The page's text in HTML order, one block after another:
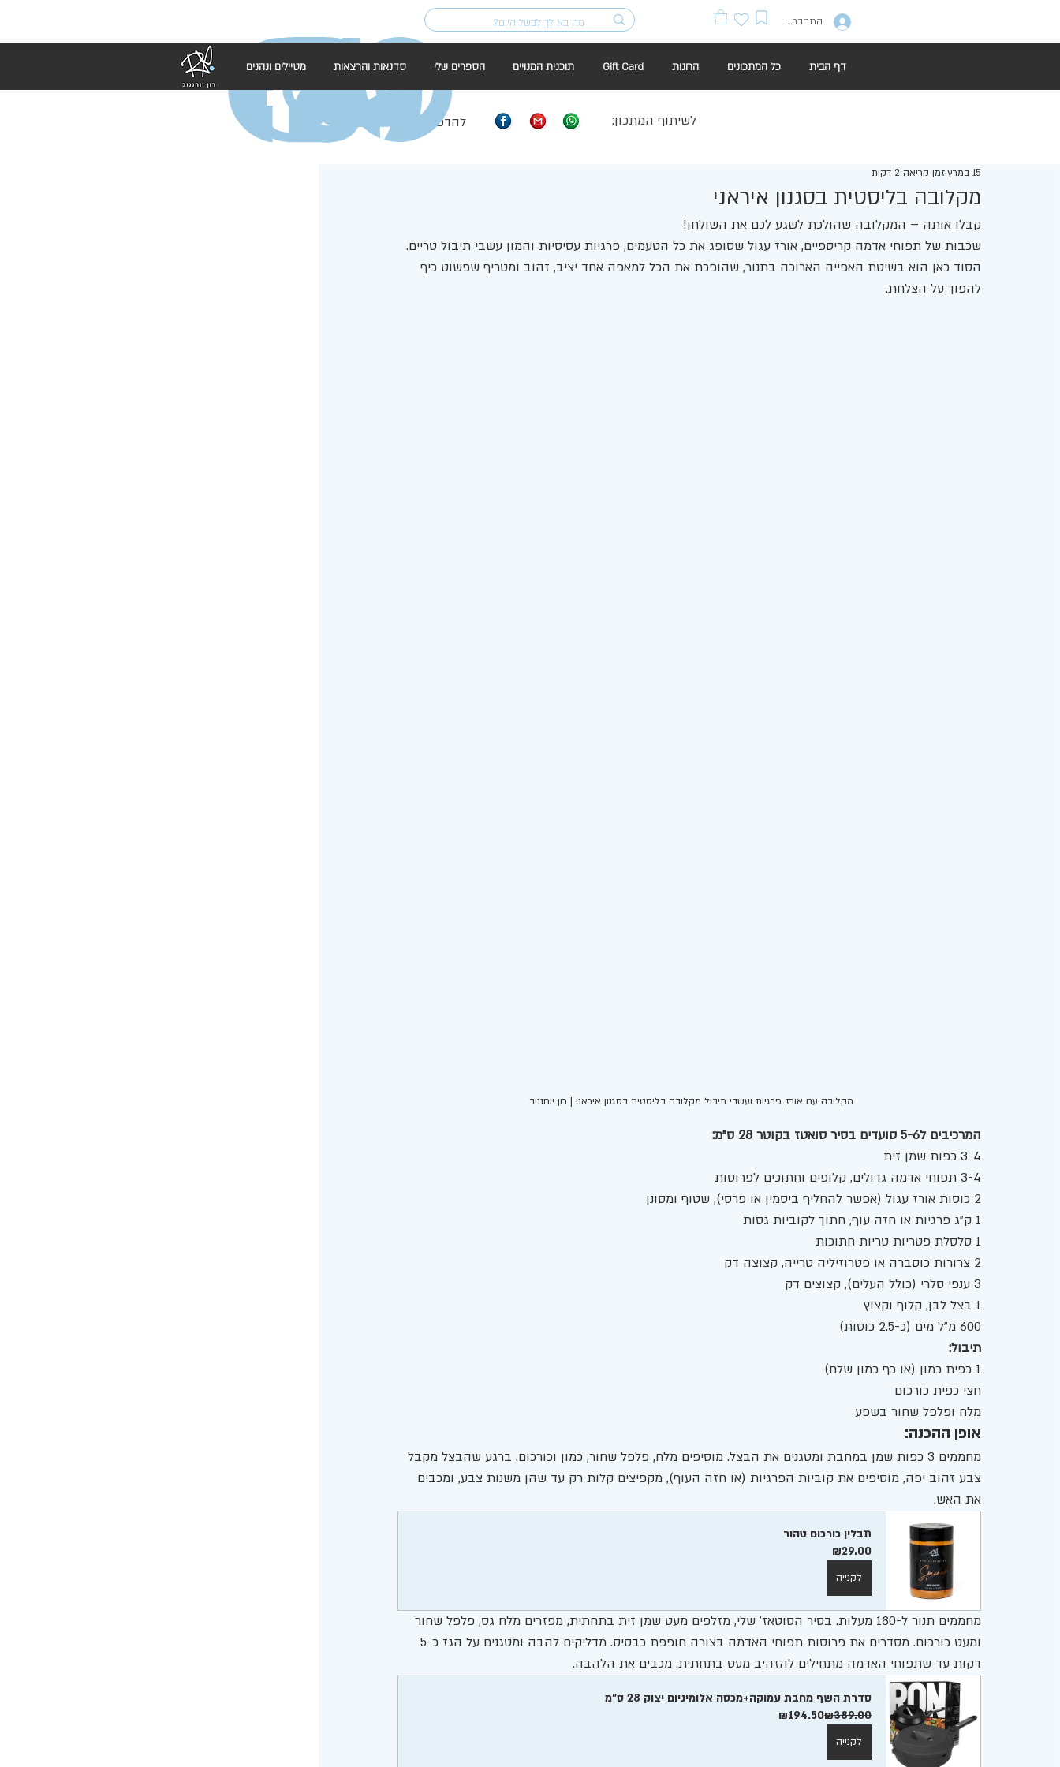
התחברות
דף הבית כל המתכונים החנות Gift Card תוכנית המנויים הספרים שלי סדנאות והרצאות מטיילים ונהנים
להדפסה: לשיתוף המתכון:
מקלובה בליסטית בסגנון איראני
15 במרץ זמן קריאה 2 דקות
קבלו אותה – המקלובה שהולכת לשגע לכם את השולחן!
שכבות של תפוחי אדמה קריספיים, אורז עגול שסופג את כל הטעמים, פרגיות עסיסיות והמון עשבי תיבול טריים.
הסוד כאן הוא בשיטת האפייה הארוכה בתנור, שהופכת את הכל למאפה אחד יציב, זהוב ומטריף שפשוט כיף
להפוך על הצלחת.
מקלובה עם אורז, פרגיות ועשבי תיבול מקלובה בליסטית בסגנון איראני | רון יוחננוב
המרכיבים ל5-6 סועדים בסיר סואטז בקוטר 28 ס"מ:
3-4 כפות שמן זית
3-4 תפוחי אדמה גדולים, קלופים וחתוכים לפרוסות
2 כוסות אורז עגול (אפשר להחליף ביסמין או פרסי), שטוף ומסונן
1 ק"ג פרגיות או חזה עוף, חתוך לקוביות גסות
1 סלסלת פטריות טריות חתוכות
2 צרורות כוסברה או פטרוזיליה טרייה, קצוצה דק
3 ענפי סלרי (כולל העלים), קצוצים דק
1 בצל לבן, קלוף וקצוץ
600 מ"ל מים (כ-2.5 כוסות)
תיבול:
1 כפית כמון (או כף כמון שלם)
חצי כפית כורכום
מלח ופלפל שחור בשפע
אופן ההכנה:
מחממים 3 כפות שמן במחבת ומטגנים את הבצל. מוסיפים מלח, פלפל שחור, כמון וכורכום. ברגע שהבצל מקבל
צבע זהוב יפה, מוסיפים את קוביות הפרגיות (או חזה העוף), מקפיצים קלות רק עד שהן משנות צבע, ומכבים
את האש.
תבלין כורכום טהור
₪29.00
לקנייה
מחממים תנור ל-180 מעלות. בסיר הסוטאז' שלי, מזלפים מעט שמן זית בתחתית, מפזרים מלח גס, פלפל שחור
דקות עד שתפוחי האדמה מתחילים להזהיב מעט בתחתית. מכבים את הלהבה.
סדרת השף מחבת עמוקה+מכסה אלומיניום יצוק 28 ס"מ
₪389.00
₪194.50
לקנייה